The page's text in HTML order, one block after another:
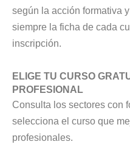
según la acción formativa
siempre la ficha de cada
inscripción.
ELIGE TU CURSO
PROFESIONAL
Consulta los sectores con
selecciona el curso que
profesionales.